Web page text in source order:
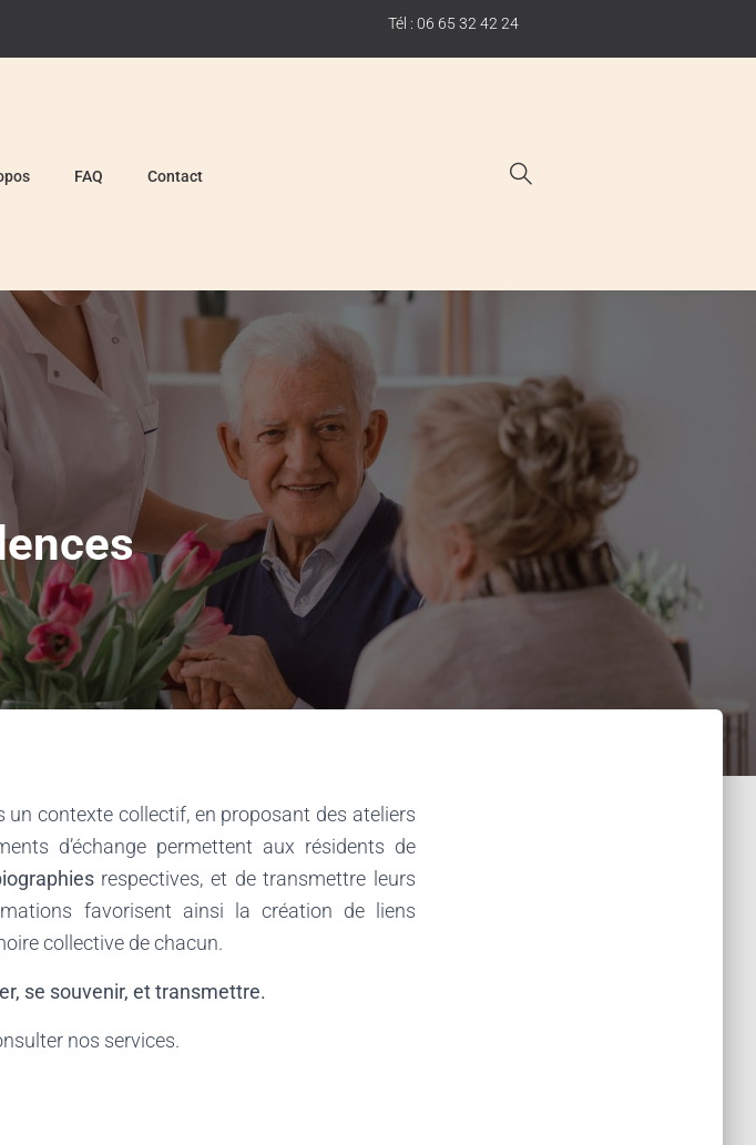
Tél : 06 65 32 42 24
FAQ Contact
un contexte collectif, en proposant des ateliers
d’échange permettent aux résidents de
respectives, et de transmettre leurs
favorisent ainsi la création de liens
collective de chacun.
se souvenir, et transmettre.
nos services.